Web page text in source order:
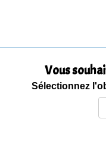
Vous
Sélectionnez